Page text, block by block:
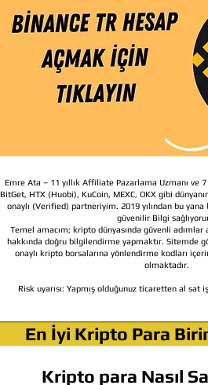
Emre Ata – 11 yıllık Affiliate Pazarlama Uzmanı ve 7
BitGet, HTX (Huobi), KuCoin, MEXC, OKX gibi
onaylı (Verified) partneriyim. 2019 yılından bu yana
güvenilir Bilgi
Temel amacım; kripto dünyasında güvenli adımlar
hakkında doğru bilgilendirme yapmaktır. Sitemde
onaylı kripto borsalarına yönlendirme kodları
olmaktadır.
Risk uyarısı: Yapmış olduğunuz ticaretten al sat
En İyi Kripto Para
Kripto para Nasıl